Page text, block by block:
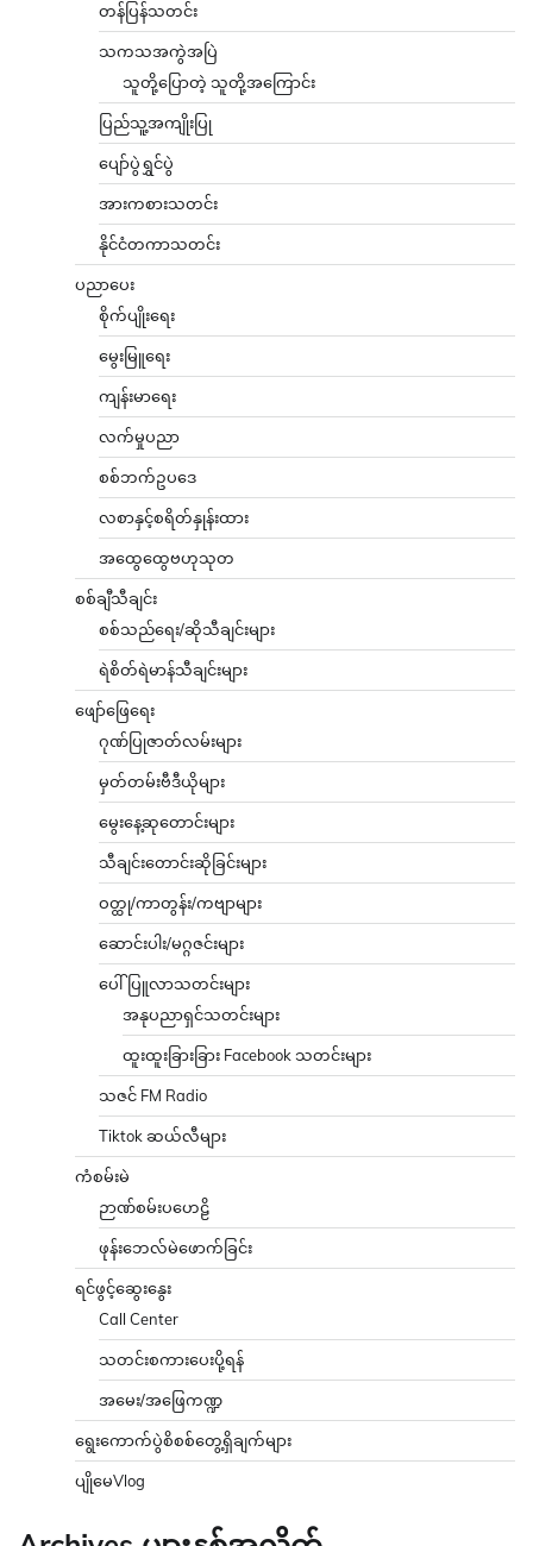
တန်ပြန်သတင်း
သကသအကွဲအပြဲ
သူတို့ပြောတဲ့ သူတို့အကြောင်း
ပြည်သူ့အကျိုးပြု
ပျော်ပွဲရွှင်ပွဲ
အားကစားသတင်း
နိုင်ငံတကာသတင်း
ပညာပေး
စိုက်ပျိုးရေး
မွေးမြူရေး
ကျန်းမာရေး
လက်မှုပညာ
စစ်ဘက်ဥပဒေ
လစာနှင့်စရိတ်နှုန်းထား
အထွေထွေဗဟုသုတ
စစ်ချီသီချင်း
စစ်သည်ရေး/ဆိုသီချင်းများ
ရဲစိတ်ရဲမာန်သီချင်းများ
ဖျော်ဖြေရေး
ဂုဏ်ပြုဇာတ်လမ်းများ
မှတ်တမ်းဗီဒီယိုများ
မွေးနေ့ဆုတောင်းများ
သီချင်းတောင်းဆိုခြင်းများ
ဝတ္ထု/ကာတွန်း/ကဗျာများ
ဆောင်းပါး/မဂ္ဂဇင်းများ
ပေါ်ပြူလာသတင်းများ
အနုပညာရှင်သတင်းများ
ထူးထူးခြားခြား Facebook သတင်းများ
သဇင် FM Radio
Tiktok ဆယ်လီများ
ကံစမ်းမဲ
ဉာဏ်စမ်းပဟေဠိ
ဖုန်းဘေလ်မဲဖောက်ခြင်း
ရင်ဖွင့်ဆွေးနွေး
Call Center
သတင်းစကားပေးပို့ရန်
အမေး/အဖြေကဏ္ဍ
ရွေးကောက်ပွဲစိစစ်တွေ့ရှိချက်များ
ပျိုမေVlog